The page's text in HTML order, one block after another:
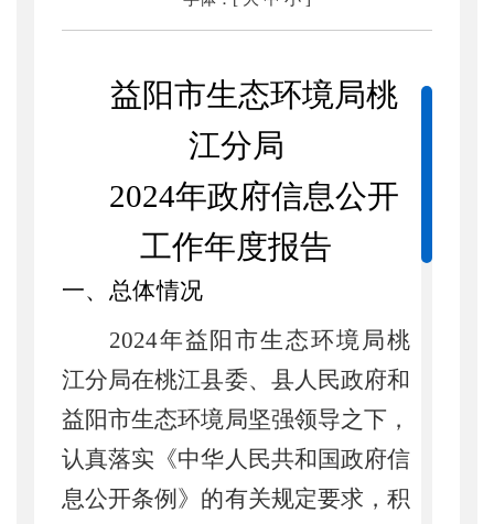
益阳市生态环境局桃
江分局
2024年政府信息公开
工作年度报告
一、总体情况
2024年益阳市生态环境局桃
江分局在桃江县委、县人民政府和
益阳市生态环境局坚强领导之下，
认真落实《中华人民共和国政府信
息公开条例》的有关规定要求，积